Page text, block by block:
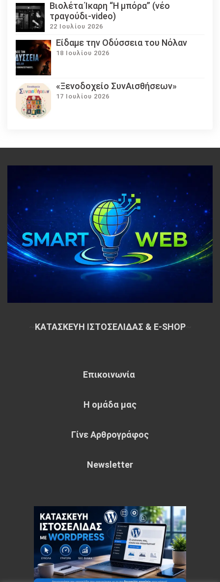
Βιολέτα Ίκαρη “Η μπόρα” (νέο
τραγούδι-video)
22 Ιουλίου 2026
Eίδαμε την Οδύσσεια του Νόλαν
18 Ιουλίου 2026
«Ξενοδοχείο ΣυνΑισθήσεων»
17 Ιουλίου 2026
ΚΑΤΑΣΚΕΥΗ ΙΣΤΟΣΕΛΙΔΑΣ & E-SHOP~
Επικοινωνία
Η ομάδα μας
Γίνε Αρθρογράφος
Newsletter